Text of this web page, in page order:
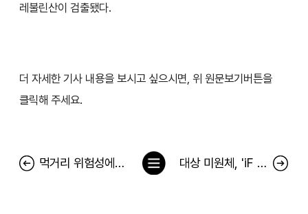
레불린산이 검출됐다.
더 자세한 기사 내용을 보시고 싶으시면, 위 원문보기버튼을
클릭해 주세요.
먹거리 위험성에 대한 언론 보도, 문제는? 대상 미원체, 'iF 디자인 어워드 2023' 커뮤니케이션 부문 수상
목